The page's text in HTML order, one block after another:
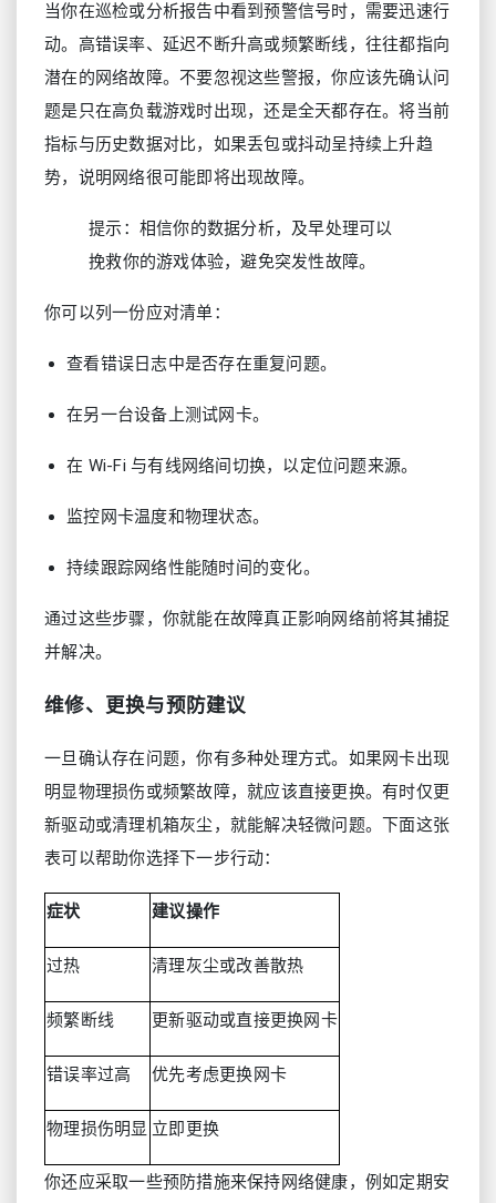
当你在巡检或分析报告中看到预警信号时，需要迅速行
动。高错误率、延迟不断升高或频繁断线，往往都指向
潜在的网络故障。不要忽视这些警报，你应该先确认问
题是只在高负载游戏时出现，还是全天都存在。将当前
指标与历史数据对比，如果丢包或抖动呈持续上升趋
势，说明网络很可能即将出现故障。
提示：相信你的数据分析，及早处理可以
挽救你的游戏体验，避免突发性故障。
你可以列一份应对清单：
查看错误日志中是否存在重复问题。
在另一台设备上测试网卡。
在 Wi‑Fi 与有线网络间切换，以定位问题来源。
监控网卡温度和物理状态。
持续跟踪网络性能随时间的变化。
通过这些步骤，你就能在故障真正影响网络前将其捕捉
并解决。
维修、更换与预防建议
一旦确认存在问题，你有多种处理方式。如果网卡出现
明显物理损伤或频繁故障，就应该直接更换。有时仅更
新驱动或清理机箱灰尘，就能解决轻微问题。下面这张
表可以帮助你选择下一步行动：
症状 建议操作
过热 清理灰尘或改善散热
频繁断线 更新驱动或直接更换网卡
错误率过高 优先考虑更换网卡
物理损伤明显 立即更换
你还应采取一些预防措施来保持网络健康，例如定期安